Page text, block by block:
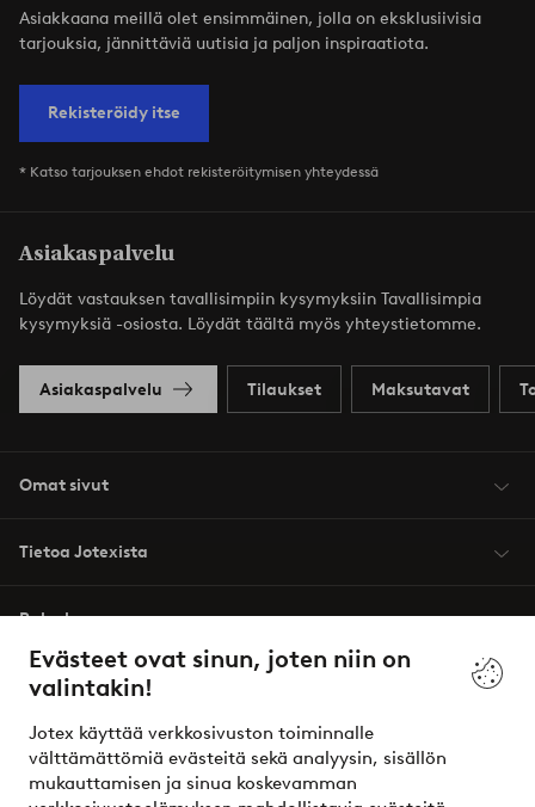
Evästeet ovat sinun, joten niin on
valintakin!
Jotex käyttää verkkosivuston toiminnalle
välttämättömiä evästeitä sekä analyysin, sisällön
mukauttamisen ja sinua koskevamman
Asiakkaana meillä olet ensimmäinen, jolla on eksklusiivisia
tarjouksia, jännittäviä uutisia ja paljon inspiraatiota.
Rekisteröidy itse
* Katso tarjouksen ehdot rekisteröitymisen yhteydessä
Asiakaspalvelu
Löydät vastauksen tavallisimpiin kysymyksiin Tavallisimpia
kysymyksiä -osiosta. Löydät täältä myös yhteystietomme.
Asiakaspalvelu Tilaukset Maksutavat
Omat sivut
Tietoa Jotexista
Palvelumme
Ehdot
Ystävät